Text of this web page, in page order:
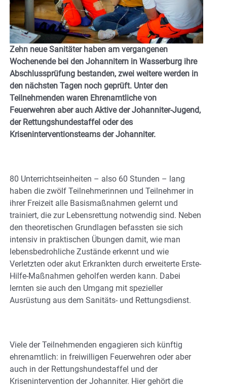
Zehn neue Sanitäter haben am vergangenen
Wochenende bei den Johannitern in Wasserburg ihre
Abschlussprüfung bestanden, zwei weitere werden in
den nächsten Tagen noch geprüft. Unter den
Teilnehmenden waren Ehrenamtliche von
Feuerwehren aber auch Aktive der Johanniter-Jugend,
der Rettungshundestaffel oder des
Kriseninterventionsteams der Johanniter.
80 Unterrichtseinheiten – also 60 Stunden – lang
haben die zwölf Teilnehmerinnen und Teilnehmer in
ihrer Freizeit alle Basismaßnahmen gelernt und
trainiert, die zur Lebensrettung notwendig sind. Neben
den theoretischen Grundlagen befassten sie sich
intensiv in praktischen Übungen damit, wie man
lebensbedrohliche Zustände erkennt und wie
Verletzten oder akut Erkrankten durch erweiterte Erste-
Hilfe-Maßnahmen geholfen werden kann. Dabei
lernten sie auch den Umgang mit spezieller
Ausrüstung aus dem Sanitäts- und Rettungsdienst.
Viele der Teilnehmenden engagieren sich künftig
ehrenamtlich: in freiwilligen Feuerwehren oder aber
auch in der Rettungshundestaffel und der
Krisenintervention der Johanniter. Hier gehört die